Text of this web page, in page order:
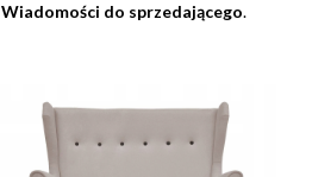
Wiadomości do sprzedającego.